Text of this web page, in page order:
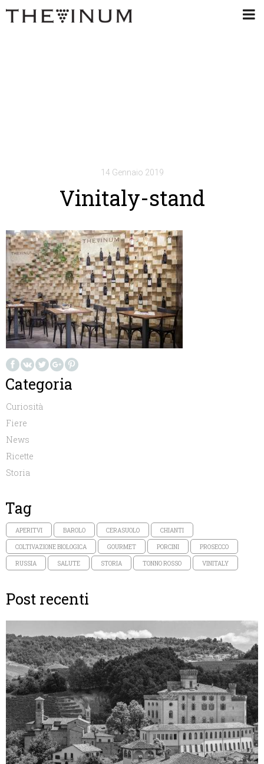
14 Gennaio 2019
Vinitaly-stand
Categoria
Curiosità
Fiere
News
Ricette
Storia
Tag
APERITVI BAROLO CERASUOLO CHIANTI
COLTIVAZIONE BIOLOGICA GOURMET PORCINI PROSECCO
RUSSIA SALUTE STORIA TONNO ROSSO VINITALY
Post recenti